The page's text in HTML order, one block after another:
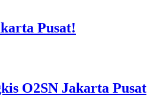
Pusat!
O2SN Jakarta Pusat